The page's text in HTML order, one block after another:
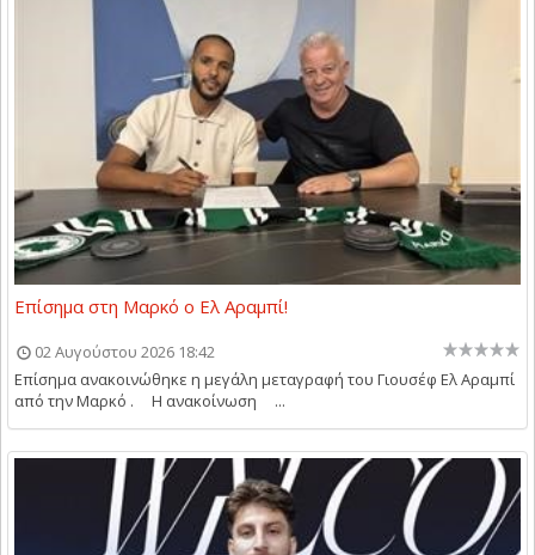
Επίσημα στη Μαρκό ο Ελ Αραμπί!
02 Αυγούστου 2026 18:42
Επίσημα ανακοινώθηκε η μεγάλη μεταγραφή του Γιουσέφ Ελ Αραμπί
από την Μαρκό . Η ανακοίνωση ...